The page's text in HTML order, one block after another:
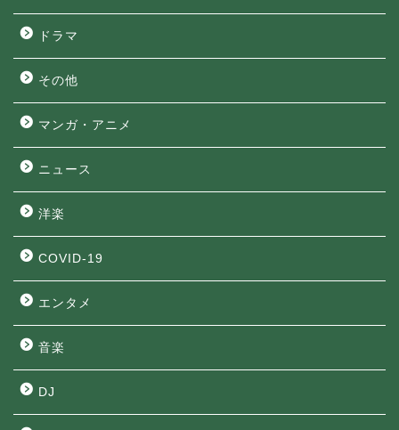
ドラマ
その他
マンガ・アニメ
ニュース
洋楽
COVID-19
エンタメ
音楽
DJ